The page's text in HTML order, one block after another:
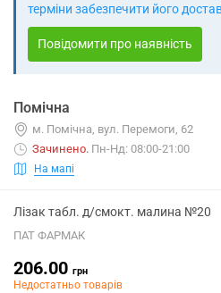
терміни забезпечити його
Повідомити про наявність
Помічна
м. Помічна, вул. Перемоги, 62
Зачинено. Пн-Нд: 08:00-21:00
На мапі
Лізак табл. д/смокт. малина №20
ПАТ ФАРМАК
206.00 грн
Недостатньо товарів